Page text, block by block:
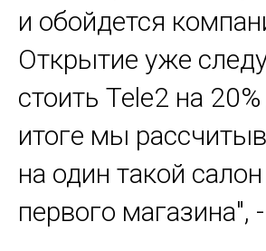
и обойдется
Открытие уже
стоить Tele2 на
итоге мы
на один такой
первого магазина",